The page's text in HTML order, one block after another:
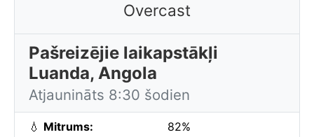
Overcast
Pašreizējie laikapstākļi
Luanda, Angola
Atjaunināts 8:30 šodien
💧 Mitrums: 82%